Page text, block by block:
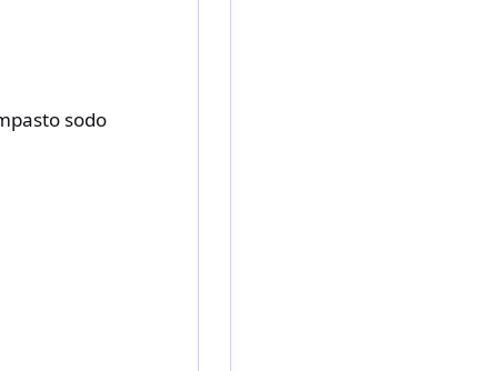
sodo